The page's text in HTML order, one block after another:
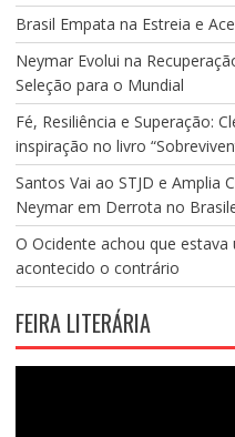
Brasil Empata na Estreia e
Neymar Evolui na
Seleção para o Mundial
Fé, Resiliência e Superação:
inspiração no livro
Santos Vai ao STJD e Amplia
Neymar em Derrota no
O Ocidente achou que estava
acontecido o contrário
FEIRA LITERÁRIA